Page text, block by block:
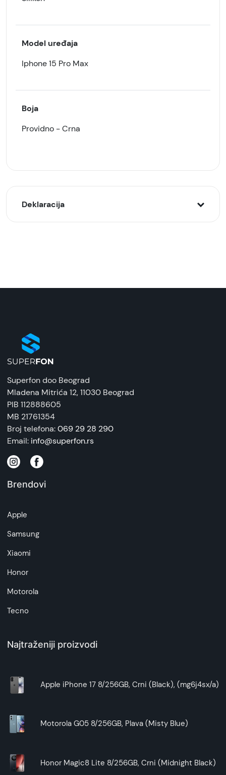
Model uređaja
Iphone 15 Pro Max
Boja
Providno - Crna
Deklaracija
Naziv i vrsta robe:
Tehnomarket
EAN:
8676424200849
Zemlja porekla:
Kina
Prava potrošača:
Zagarantovana sva prava kupaca po osnovu
na daljinu, uslove reklamacije i povrata pročitajte
artikala budu što tačnije i detaljnije ali ne može
da garantuje da su svi podaci apsolutno ispravni.
Superfon doo Beograd
Mladena Mitrića 12, 11030 Beograd
PIB 112888605
MB 21761354
Broj telefona:069 29 28 290
Email: info@superfon.rs
Brendovi
Apple
Samsung
Xiaomi
Honor
Motorola
Tecno
Najtraženiji proizvodi
Apple iPhone 17 8/256GB, Crni (Black), (mg6j4sx/a)
Motorola G05 8/256GB, Plava (Misty Blue)
Honor Magic8 Lite 8/256GB, Crni (Midnight Black)